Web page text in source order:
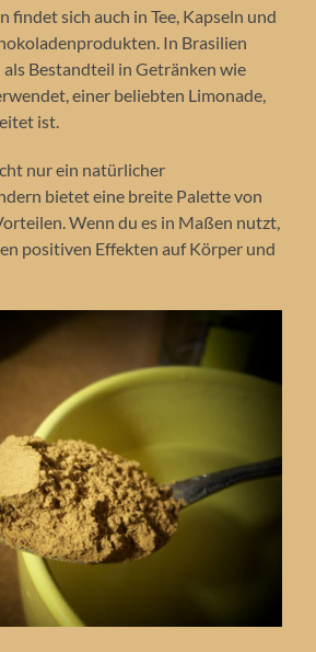
findet sich auch in Tee, Kapseln und
In Brasilien
Bestandteil in Getränken wie
einer beliebten Limonade,
ist.
nur ein natürlicher
bietet eine breite Palette von
Wenn du es in Maßen nutzt,
positiven Effekten auf Körper und